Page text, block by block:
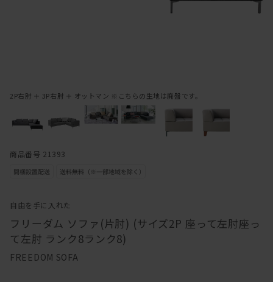
自由を手に入れた
フリーダム ソファ(片肘) (サイズ2P 座って左肘座っ
て左肘 ランク8ランク8)
FREEDOM SOFA
2P右肘 ＋ 3P右肘 ＋ オットマン ※こちらの生地は廃盤です。
商品番号 21393